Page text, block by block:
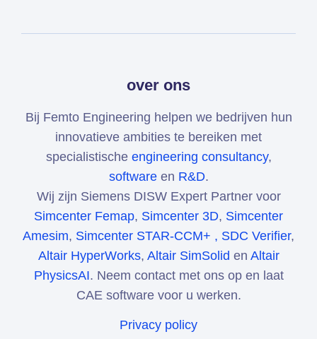
over ons
Bij Femto Engineering helpen we bedrijven hun
innovatieve ambities te bereiken met
specialistische engineering consultancy,
softwareen R&D.
Wij zijn Siemens DISW Expert Partner voor
Simcenter Femap, Simcenter 3D, Simcenter
Amesim, Simcenter STAR-CCM+ , SDC Verifier,
Altair HyperWorks, Altair SimSolid en Altair
PhysicsAI. Neem contact met ons op en laat
CAE software voor u werken.
Privacy policy